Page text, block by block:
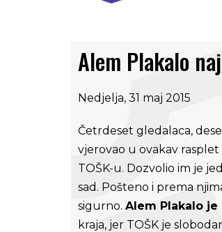
Alem Plakalo
Nedjelja, 31 maj 2015
Četrdeset gledalaca,
vjerovao u ovakav
TOŠK-u. Dozvolio im je
sad. Pošteno i prema
sigurno. Alem Plakalo
kraja, jer TOŠK je